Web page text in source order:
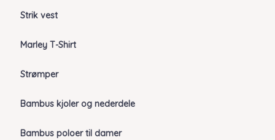
Strik vest
Marley T-Shirt
Strømper
Bambus kjoler og nederdele
Bambus poloer til damer